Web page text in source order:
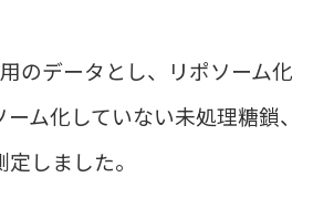
のデータとし、リポソーム化
ム化していない未処理糖鎖、
しました。